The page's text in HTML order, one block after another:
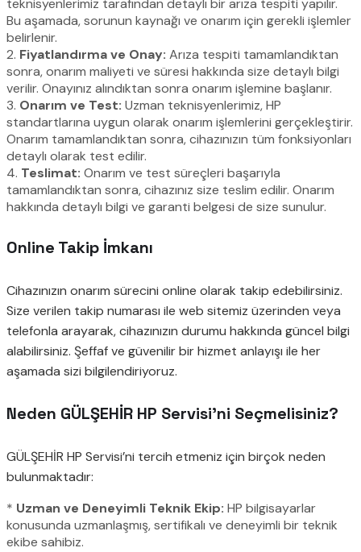
Bu aşamada, sorunun kaynağı ve onarım için gerekli işlemler
belirlenir.
2. Fiyatlandırma ve Onay: Arıza tespiti tamamlandıktan
sonra, onarım maliyeti ve süresi hakkında size detaylı bilgi
verilir. Onayınız alındıktan sonra onarım işlemine başlanır.
3. Onarım ve Test: Uzman teknisyenlerimiz, HP
standartlarına uygun olarak onarım işlemlerini gerçekleştirir.
Onarım tamamlandıktan sonra, cihazınızın tüm fonksiyonları
detaylı olarak test edilir.
4. Teslimat: Onarım ve test süreçleri başarıyla
tamamlandıktan sonra, cihazınız size teslim edilir. Onarım
hakkında detaylı bilgi ve garanti belgesi de size sunulur.
Online Takip İmkanı
Cihazınızın onarım sürecini online olarak takip edebilirsiniz.
Size verilen takip numarası ile web sitemiz üzerinden veya
telefonla arayarak, cihazınızın durumu hakkında güncel bilgi
alabilirsiniz. Şeffaf ve güvenilir bir hizmet anlayışı ile her
aşamada sizi bilgilendiriyoruz.
Neden GÜLŞEHİR HP Servisi’ni Seçmelisiniz?
GÜLŞEHİR HP Servisi’ni tercih etmeniz için birçok neden
bulunmaktadır:
* Uzman ve Deneyimli Teknik Ekip: HP bilgisayarlar
konusunda uzmanlaşmış, sertifikalı ve deneyimli bir teknik
ekibe sahibiz.